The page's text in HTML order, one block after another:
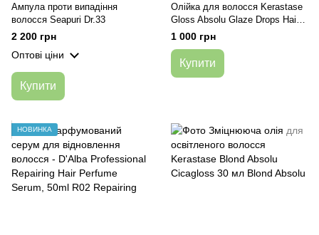
Ампула проти випадіння
волосся Seapuri Dr.33
2 200 грн
Оптові ціни
Купити
Олійка для волосся Kerastase
Gloss Absolu Glaze Drops Hair
Oil 45ml
1 000 грн
Купити
НОВИНКА